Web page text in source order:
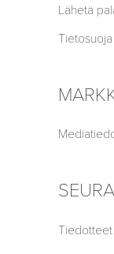
Lähetä
Tietosuoja
Tiedotteet